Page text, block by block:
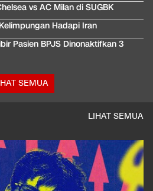
vs AC Milan di SUGBK
Hadapi Iran
Pasien BPJS Dinonaktifkan 3
SEMUA
LIHAT SEMUA